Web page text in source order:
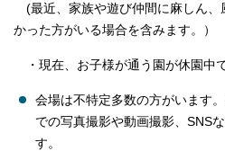
(最近、家族や遊び仲間に麻しん、
かった方がいる場合を含みます。）
・現在、お子様が通う園が休園中
会場は不特定多数の方がいます
での写真撮影や動画撮影、SNS
す。